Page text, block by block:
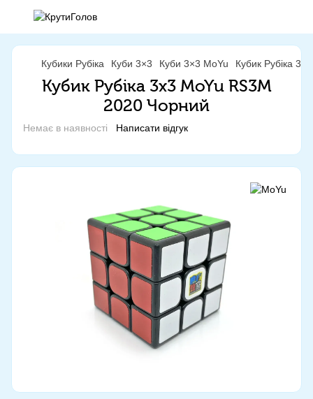
Кубики Рубіка Куби 3×3 Куби 3×3 MoYu Кубик Рубіка
Кубик Рубіка 3x3 MoYu RS3M
2020 Чорний
Немає в наявності Написати відгук